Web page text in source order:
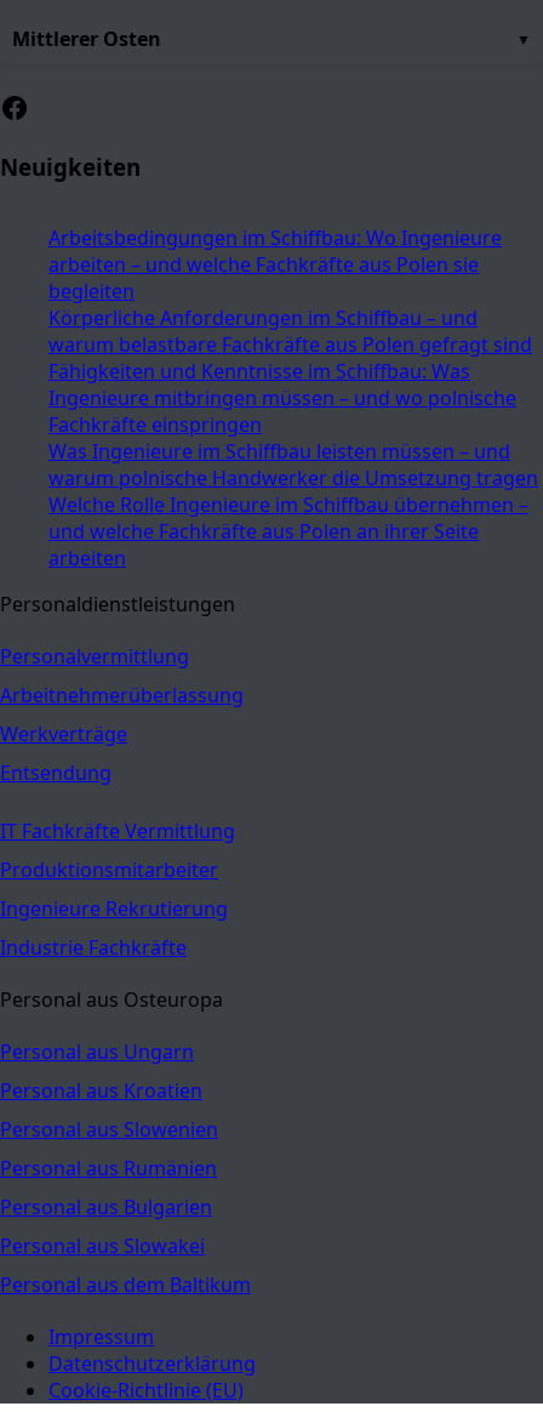
Mittlerer Osten
Facebook
Neuigkeiten
Arbeitsbedingungen im Schiffbau: Wo Ingenieure
arbeiten – und welche Fachkräfte aus Polen sie
begleiten
Körperliche Anforderungen im Schiffbau – und
warum belastbare Fachkräfte aus Polen gefragt sind
Fähigkeiten und Kenntnisse im Schiffbau: Was
Ingenieure mitbringen müssen – und wo polnische
Fachkräfte einspringen
Was Ingenieure im Schiffbau leisten müssen – und
warum polnische Handwerker die Umsetzung tragen
Welche Rolle Ingenieure im Schiffbau übernehmen –
und welche Fachkräfte aus Polen an ihrer Seite
arbeiten
Personaldienstleistungen
Personalvermittlung
Arbeitnehmerüberlassung
Werkverträge
Entsendung
IT Fachkräfte Vermittlung
Produktionsmitarbeiter
Ingenieure Rekrutierung
Industrie Fachkräfte
Personal aus Osteuropa
Personal aus Ungarn
Personal aus Kroatien
Personal aus Slowenien
Personal aus Rumänien
Personal aus Bulgarien
Personal aus Slowakei
Personal aus dem Baltikum
Impressum
Datenschutzerklärung
Cookie-Richtlinie (EU)